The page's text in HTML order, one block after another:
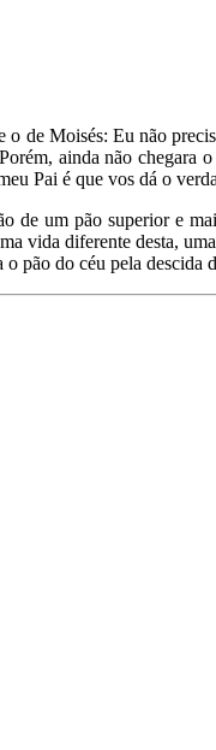
de Moisés: Eu não
ainda não chegara o
Pai é que vos dá o
de um pão superior e
vida diferente desta,
pão do céu pela descida